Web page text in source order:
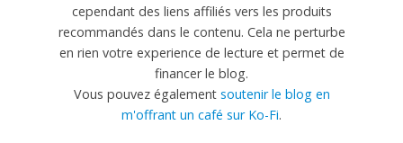
cependant des liens affiliés vers les produits
recommandés dans le contenu. Cela ne perturbe
en rien votre experience de lecture et permet de
financer le blog.
Vous pouvez également soutenir le blog en
m'offrant un café sur Ko-Fi.